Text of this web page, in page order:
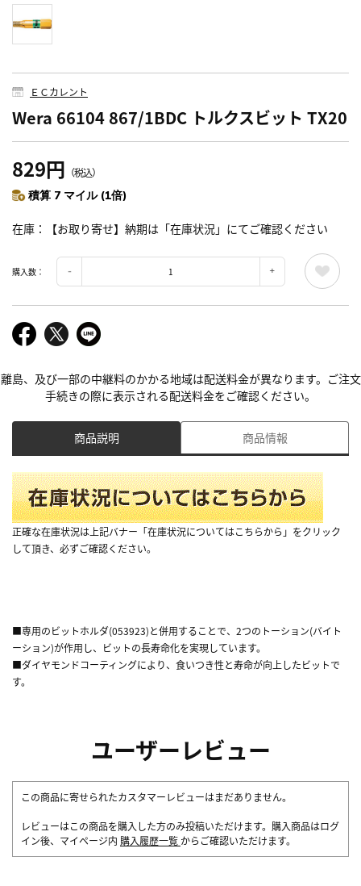
ＥＣカレント
Wera 66104 867/1BDC トルクスビット TX20
829円 （税込）
積算 7 マイル (1倍)
在庫 【お取り寄せ】納期は「在庫状況」にてご確認ください
購入数：
離島、及び一部の中継料のかかる地域は配送料金が異なります。ご注文
手続きの際に表示される配送料金をご確認ください。
商品説明 商品情報
正確な在庫状況は上記バナー「在庫状況についてはこちらから」をクリック
して頂き、必ずご確認ください。
■専用のビットホルダ(053923)と併用することで、2つのトーション(バイト
ーション)が作用し、ビットの長寿命化を実現しています。
■ダイヤモンドコーティングにより、食いつき性と寿命が向上したビットで
す。
ユーザーレビュー
この商品に寄せられたカスタマーレビューはまだありません。
レビューはこの商品を購入した方のみ投稿いただけます。購入商品はログ
イン後、マイページ内 購入履歴一覧 からご確認いただけます。